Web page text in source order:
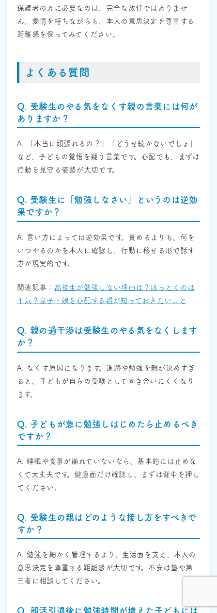
保護者の方に必要なのは、完全な放任ではありませ
ん。愛情を持ちながらも、本人の意思決定を尊重する
距離感を保ってみてください。
よくある質問
Q. 受験生のやる気をなくす親の言葉には何が
ありますか？
A. 「本当に頑張れるの？」「どうせ続かないでしょ」
など、子どもの覚悟を疑う言葉です。心配でも、まずは
行動を見守る姿勢が大切です。
Q. 受験生に「勉強しなさい」というのは逆効
果ですか？
A. 言い方によっては逆効果です。責めるよりも、何を
いつやるのかを本人に確認し、行動に移せる形で話す
方が現実的です。
関連記事： 高校生が勉強しない理由は？ほっとくのは
平気？息子・娘を心配する親が知っておきたいこと
Q. 親の過干渉は受験生のやる気をなくします
か？
A. なくす原因になります。進路や勉強を親が決めすぎ
ると、子どもが自らの受験として向き合いにくくなり
ます。
Q. 子どもが急に勉強しはじめたら止めるべき
ですか？
A. 睡眠や食事が崩れていないなら、基本的には止めな
くて大丈夫です。健康面だけ確認し、まずは背中を押し
てください。
Q. 受験生の親はどのような接し方をすべきで
すか？
A. 勉強を細かく管理するより、生活面を支え、本人の
意思決定を尊重する距離感が大切です。不安は塾や第
三者に相談してください。
Q. 部活引退後に勉強時間が増えた子どもには